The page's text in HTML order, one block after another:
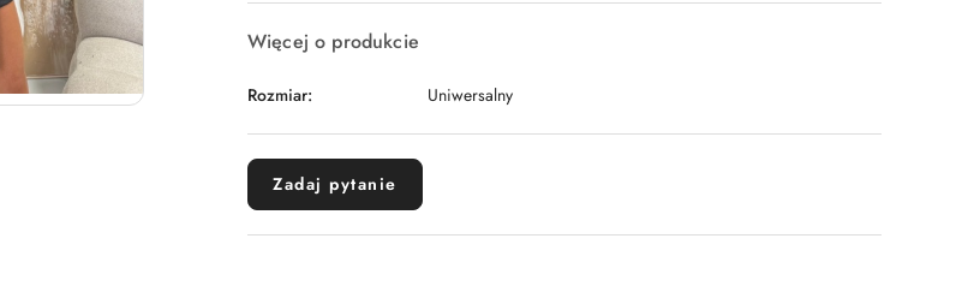
Więcej o produkcie
Rozmiar: Uniwersalny
Zadaj pytanie